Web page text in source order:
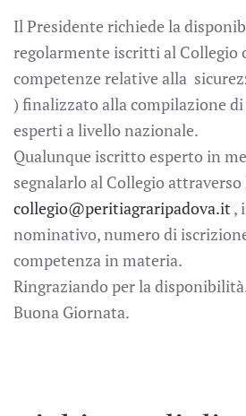
Il Presidente richiede la
regolarmente iscritti al Collegio
competenze relative alla
) finalizzato alla compilazione
esperti a livello nazionale.
Qualunque iscritto esperto in
segnalarlo al Collegio
collegio@peritiagraripadova.it ,
nominativo, numero di
competenza in materia.
Ringraziando per la
Buona Giornata.